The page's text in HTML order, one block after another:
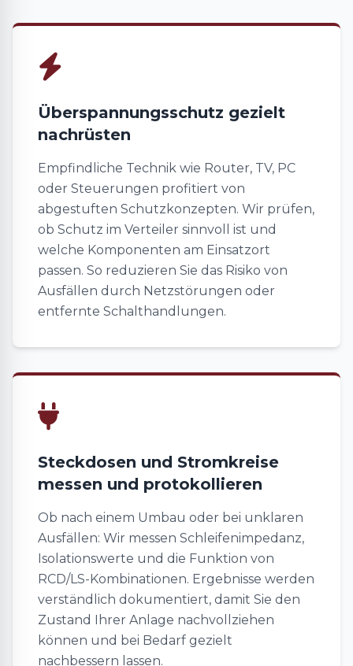
Überspannungsschutz gezielt
nachrüsten
Empfindliche Technik wie Router, TV, PC
oder Steuerungen profitiert von
abgestuften Schutzkonzepten. Wir prüfen,
ob Schutz im Verteiler sinnvoll ist und
welche Komponenten am Einsatzort
passen. So reduzieren Sie das Risiko von
Ausfällen durch Netzstörungen oder
entfernte Schalthandlungen.
Steckdosen und Stromkreise
messen und protokollieren
Ob nach einem Umbau oder bei unklaren
Ausfällen: Wir messen Schleifenimpedanz,
Isolationswerte und die Funktion von
RCD/LS-Kombinationen. Ergebnisse werden
verständlich dokumentiert, damit Sie den
Zustand Ihrer Anlage nachvollziehen
können und bei Bedarf gezielt
nachbessern lassen.